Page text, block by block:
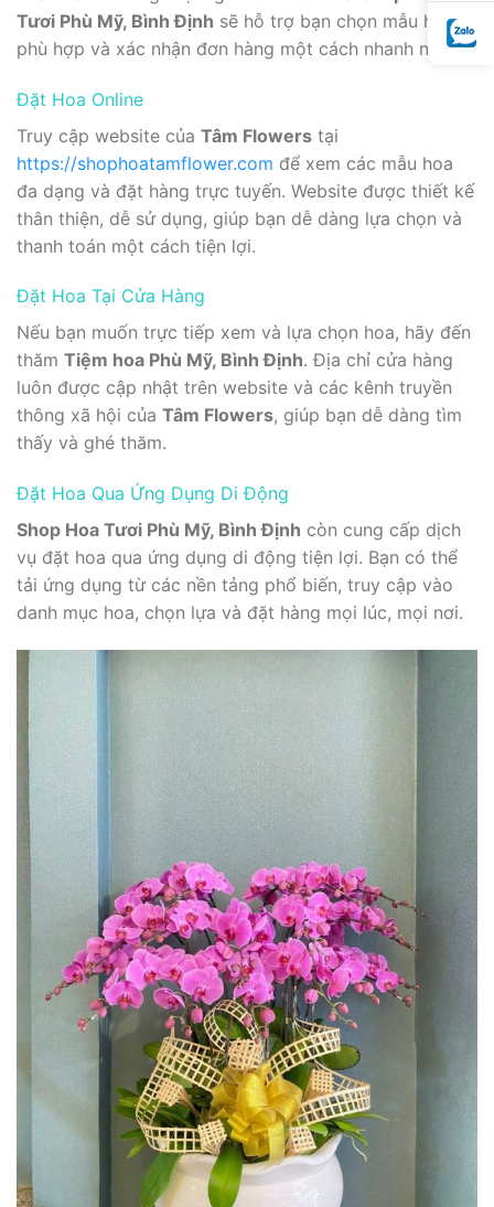
Tươi Phù Mỹ, Bình Định sẽ hỗ trợ bạn chọn mẫu hoa
phù hợp và xác nhận đơn hàng một cách nhanh nhất.
Đặt Hoa Online
Truy cập website của Tâm Flowers tại
https://shophoatamflower.com để xem các mẫu hoa
đa dạng và đặt hàng trực tuyến. Website được thiết kế
thân thiện, dễ sử dụng, giúp bạn dễ dàng lựa chọn và
thanh toán một cách tiện lợi.
Đặt Hoa Tại Cửa Hàng
Nếu bạn muốn trực tiếp xem và lựa chọn hoa, hãy đến
thăm Tiệm hoa Phù Mỹ, Bình Định. Địa chỉ cửa hàng
luôn được cập nhật trên website và các kênh truyền
thông xã hội của Tâm Flowers, giúp bạn dễ dàng tìm
thấy và ghé thăm.
Đặt Hoa Qua Ứng Dụng Di Động
Shop Hoa Tươi Phù Mỹ, Bình Định còn cung cấp dịch
vụ đặt hoa qua ứng dụng di động tiện lợi. Bạn có thể
tải ứng dụng từ các nền tảng phổ biến, truy cập vào
danh mục hoa, chọn lựa và đặt hàng mọi lúc, mọi nơi.